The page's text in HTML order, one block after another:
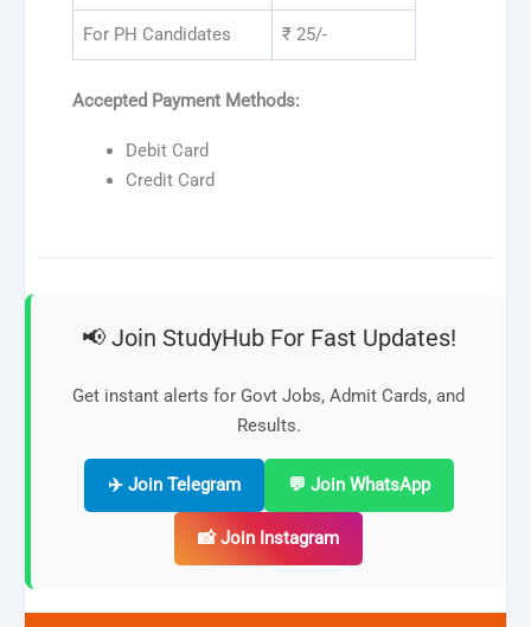
For PH Candidates ₹ 25/-
Accepted Payment Methods:
Debit Card
Credit Card
📢 Join StudyHub For Fast Updates!
Get instant alerts for Govt Jobs, Admit Cards, and
Results.
✈️ Join Telegram 💬 Join WhatsApp
📸 Join Instagram